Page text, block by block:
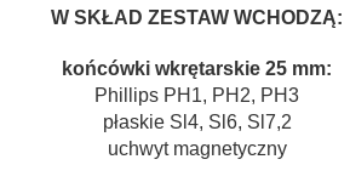
W SKŁAD ZESTAW WCHODZĄ:
końcówki wkrętarskie 25 mm:
Phillips PH1, PH2, PH3
płaskie Sl4, Sl6, Sl7,2
uchwyt magnetyczny